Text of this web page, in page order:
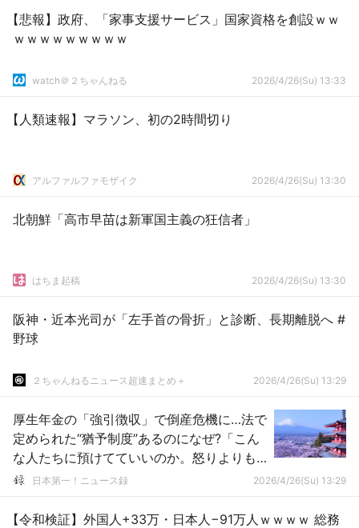
【悲報】政府、「家事支援サービス」国家資格を創設ｗｗ
ｗｗｗｗｗｗｗｗｗ
watch＠２ちゃんねる 2026/4/26(Su) 13:33
【人類速報】マラソン、初の2時間切り
アルファルファモザイク 2026/4/26(Su) 13:30
北朝鮮「高市早苗は新軍国主義の狂信者」
はちま起稿 2026/4/26(Su) 13:30
阪神・近本光司が「左手首の骨折」と診断、長期離脱へ #
野球
２ちゃんねるニュース超速まとめ＋ 2026/4/26(Su) 13:29
厚生年金の「強引徴収」で倒産危機に…法で
定められた“猶予制度”あるのになぜ?「こん
な人たちに預けてていいのか。怒りよりも
恐怖」 窮地の運送会社が全国の年金事務
日本第一！ニュース録 2026/4/26(Su) 13:29
【令和検証】外国人+33万・日本人−91万人ｗｗｗｗ 総務